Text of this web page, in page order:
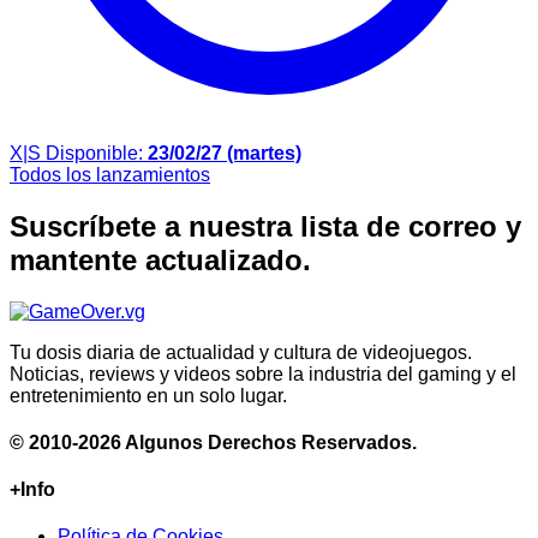
X|S Disponible: 23/02/27 (martes)
Todos los lanzamientos
Suscríbete a nuestra lista de correo y
mantente actualizado.
Tu dosis diaria de actualidad y cultura de videojuegos.
Noticias, reviews y videos sobre la industria del gaming y el
entretenimiento en un solo lugar.
© 2010-2026 Algunos Derechos Reservados.
+Info